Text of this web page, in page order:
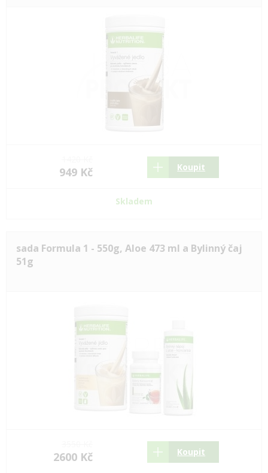
949 Kč Koupit
Skladem
sada Formula 1 - 550g, Aloe 473 ml a Bylinný čaj
51g
2600 Kč Koupit